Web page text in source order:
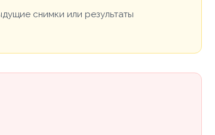
снимки или результаты